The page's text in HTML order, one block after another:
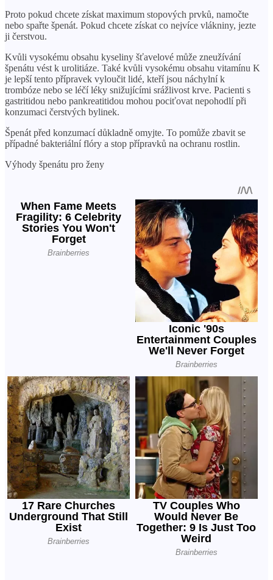
Proto pokud chcete získat maximum stopových prvků, namočte
nebo spařte špenát. Pokud chcete získat co nejvíce vlákniny, jezte
ji čerstvou.
Kvůli vysokému obsahu kyseliny šťavelové může zneužívání
špenátu vést k urolitiáze. Také kvůli vysokému obsahu vitamínu K
je lepší tento přípravek vyloučit lidé, kteří jsou náchylní k
trombóze nebo se léčí léky snižujícími srážlivost krve. Pacienti s
gastritidou nebo pankreatitidou mohou pociťovat nepohodlí při
konzumaci čerstvých bylinek.
Špenát před konzumací důkladně omyjte. To pomůže zbavit se
případné bakteriální flóry a stop přípravků na ochranu rostlin.
Výhody špenátu pro ženy